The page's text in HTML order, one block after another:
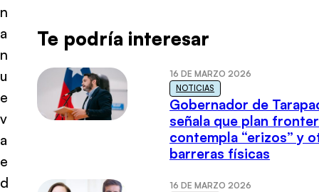
n
a
n
u
e
v
a
e
d
Te podría interesar
16 DE MARZO 2026
NOTICIAS
Gobernador de
señala que plan
contempla “erizos” y
barreras físicas
16 DE MARZO 2026